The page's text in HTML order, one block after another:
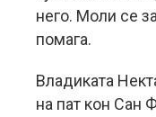
него. Моли се
помага.
Владиката
на пат кон Сан